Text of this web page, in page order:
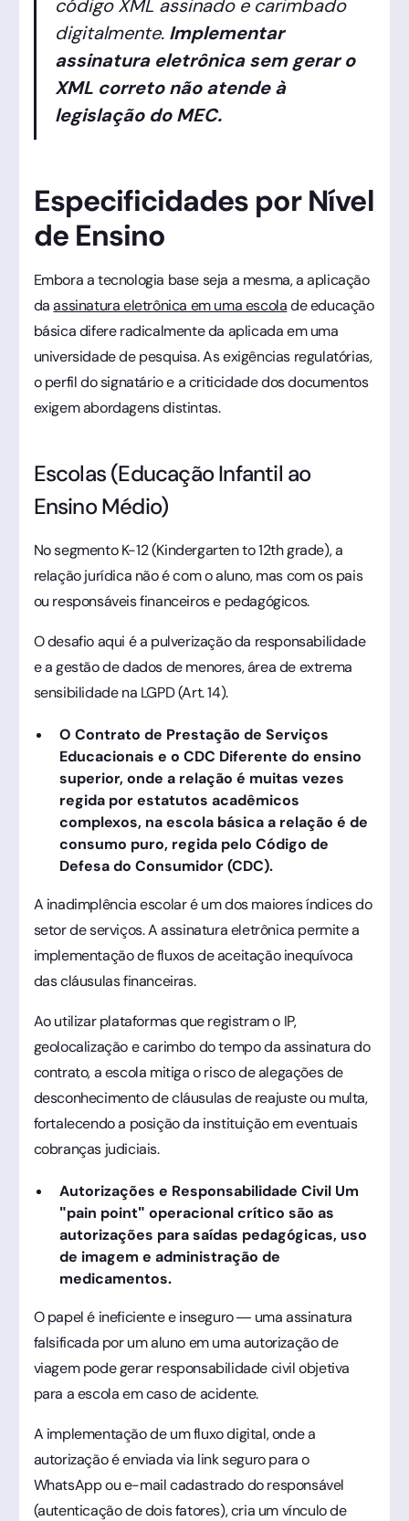
código XML assinado e carimbado
digitalmente. Implementar
assinatura eletrônica sem gerar o
XML correto não atende à
legislação do MEC.
Especificidades por Nível
de Ensino
Embora a tecnologia base seja a mesma, a aplicação
daassinatura eletrônica em uma escolade educação
básica difere radicalmente da aplicada em uma
universidade de pesquisa. As exigências regulatórias,
o perfil do signatário e a criticidade dos documentos
exigem abordagens distintas.
Escolas (Educação Infantil ao
Ensino Médio)
No segmento K-12 (Kindergarten to 12th grade), a
relação jurídica não é com o aluno, mas com os pais
ou responsáveis financeiros e pedagógicos.
O desafio aqui é a pulverização da responsabilidade
e a gestão de dados de menores, área de extrema
sensibilidade na LGPD (Art. 14).
O Contrato de Prestação de Serviços
Educacionais e o CDC Diferente do ensino
superior, onde a relação é muitas vezes
regida por estatutos acadêmicos
complexos, na escola básica a relação é de
consumo puro, regida pelo Código de
Defesa do Consumidor (CDC).
A inadimplência escolar é um dos maiores índices do
setor de serviços. A assinatura eletrônica permite a
implementação de fluxos de aceitação inequívoca
das cláusulas financeiras.
Ao utilizar plataformas que registram o IP,
geolocalização e carimbo do tempo da assinatura do
contrato, a escola mitiga o risco de alegações de
desconhecimento de cláusulas de reajuste ou multa,
fortalecendo a posição da instituição em eventuais
cobranças judiciais.
Autorizações e Responsabilidade Civil Um
"pain point" operacional crítico são as
autorizações para saídas pedagógicas, uso
de imagem e administração de
medicamentos.
O papel é ineficiente e inseguro — uma assinatura
falsificada por um aluno em uma autorização de
viagem pode gerar responsabilidade civil objetiva
para a escola em caso de acidente.
A implementação de um fluxo digital, onde a
autorização é enviada via link seguro para o
WhatsApp ou e-mail cadastrado do responsável
(autenticação de dois fatores), cria um vínculo de